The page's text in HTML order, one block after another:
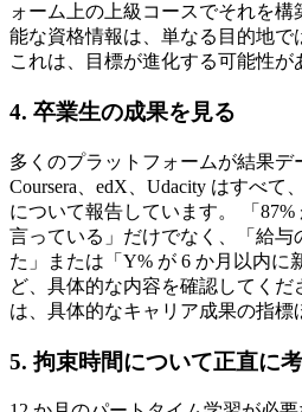
ォーム上の上級コースでそれを構
能な資格情報は、単なる目的地で
これは、目標が進化する可能性が
4. 卒業生の成果を見る
多くのプラットフォームが結果デ
Coursera、edX、Udacity はすべ
について報告しています。 「
言っている」だけでなく、「給与
た」または「Y% が 6 か月以内に
ど、具体的な内容を確認してくだ
は、具体的なキャリア成果の指標
5. 拘束時間について正直に